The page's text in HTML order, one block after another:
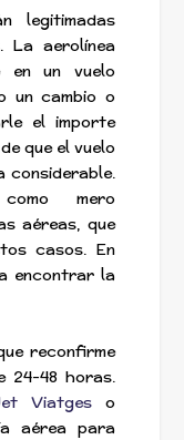
legitimadas
La aerolínea
en un vuelo
un cambio o
el importe
que el vuelo
considerable.
mero
aéreas, que
casos. En
encontrar la
reconfirme
24-48 horas.
Viatgeso
aérea para